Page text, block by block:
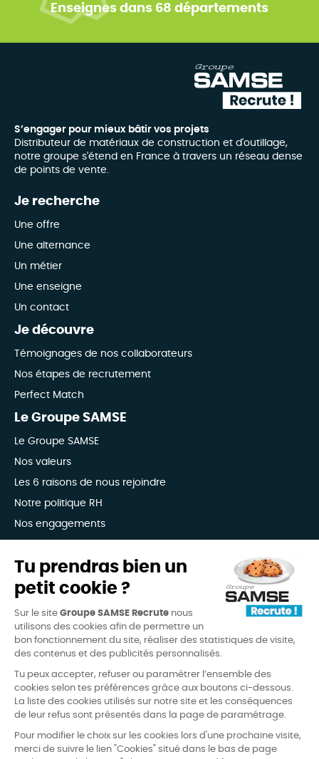
Enseignes dans 68 départements
S’engager pour mieux bâtir vos projets
Distributeur de matériaux de construction et d'outillage,
notre groupe s'étend en France à travers un réseau dense
de points de vente.
Je recherche
Une offre
Une alternance
Un métier
Une enseigne
Un contact
Je découvre
Témoignages de nos collaborateurs
Nos étapes de recrutement
Perfect Match
Le Groupe SAMSE
Le Groupe SAMSE
Nos valeurs
Les 6 raisons de nous rejoindre
Notre politique RH
Nos engagements
Avis candidats
4,3
candidature-facile
recommande-site
design
FAQ
Mentions légales
Conditions d’utilisation
Tu prendras bien un
petit cookie ?
Sur le site Groupe SAMSE Recrute nous
utilisons des cookies afin de permettre un
bon fonctionnement du site, réaliser des statistiques de visite,
des contenus et des publicités personnalisés.
Tu peux accepter, refuser ou paramétrer l’ensemble des
cookies selon tes préférences grâce aux boutons ci-dessous.
La liste des cookies utilisés sur notre site et les conséquences
de leur refus sont présentés dans la page de paramétrage.
Pour modifier le choix sur les cookies lors d'une prochaine visite,
merci de suivre le lien "Cookies" situé dans le bas de page